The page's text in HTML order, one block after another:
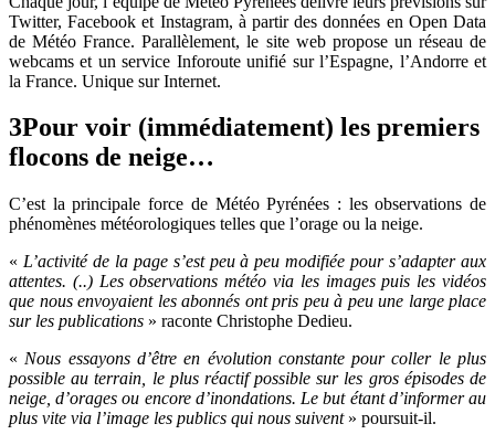
Twitter, Facebook et Instagram, à partir des données en Open Data
de Météo France. Parallèlement, le site web propose un réseau de
webcams et un service Inforoute unifié sur l’Espagne, l’Andorre et
la France. Unique sur Internet.
3Pour voir (immédiatement) les premiers
flocons de neige…
C’est la principale force de Météo Pyrénées : les observations de
phénomènes météorologiques telles que l’orage ou la neige.
« L’activité de la page s’est peu à peu modifiée pour s’adapter aux
attentes. (..) Les observations météo via les images puis les vidéos
que nous envoyaient les abonnés ont pris peu à peu une large place
sur les publications » raconte Christophe Dedieu.
« Nous essayons d’être en évolution constante pour coller le plus
possible au terrain, le plus réactif possible sur les gros épisodes de
neige, d’orages ou encore d’inondations. Le but étant d’informer au
plus vite via l’image les publics qui nous suivent» poursuit-il.